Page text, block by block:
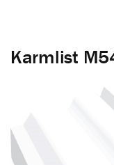
Karmlist